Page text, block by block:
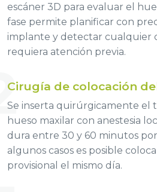
escáner 3D para evaluar el
fase permite planificar con
implante y detectar cualquier
requiera atención previa.
Cirugía de colocación
Se inserta quirúrgicamente el
hueso maxilar con anestesia
dura entre 30 y 60 minutos
algunos casos es posible
provisional el mismo día.